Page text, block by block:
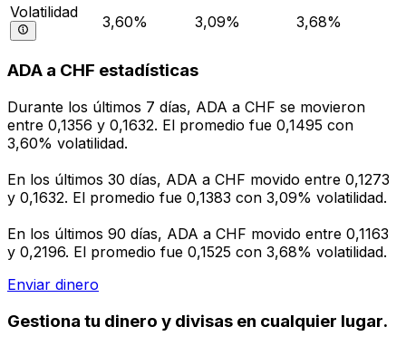
Volatilidad
3,60% 3,09% 3,68%
ADA a CHF estadísticas
Durante los últimos 7 días, ADA a CHF se movieron
entre 0,1356 y 0,1632. El promedio fue 0,1495 con
3,60% volatilidad.
En los últimos 30 días, ADA a CHF movido entre 0,1273
y 0,1632. El promedio fue 0,1383 con 3,09% volatilidad.
En los últimos 90 días, ADA a CHF movido entre 0,1163
y 0,2196. El promedio fue 0,1525 con 3,68% volatilidad.
Enviar dinero
Gestiona tu dinero y divisas en cualquier lugar.